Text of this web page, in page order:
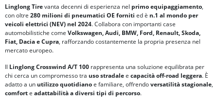
Linglong Tirevanta decenni di esperienza nel primo equipaggiamento,
con oltre 280 milioni di pneumatici OE forniti ed è n.1 al mondo per
veicoli elettrici (NEV) nel 2024. Collabora con importanti case
automobilistiche come Volkswagen, Audi, BMW, Ford, Renault, Skoda,
Fiat, Dacia e Cupra, rafforzando costantemente la propria presenza nel
mercato europeo.
Il Linglong Crosswind A/T 100 rappresenta una soluzione equilibrata per
chi cerca un compromesso tra uso stradalee capacità off-road leggera. È
adatto a un utilizzo quotidianoe familiare, offrendoversatilità stagionale,
comforte adattabilitàa diversi tipi di percorso.